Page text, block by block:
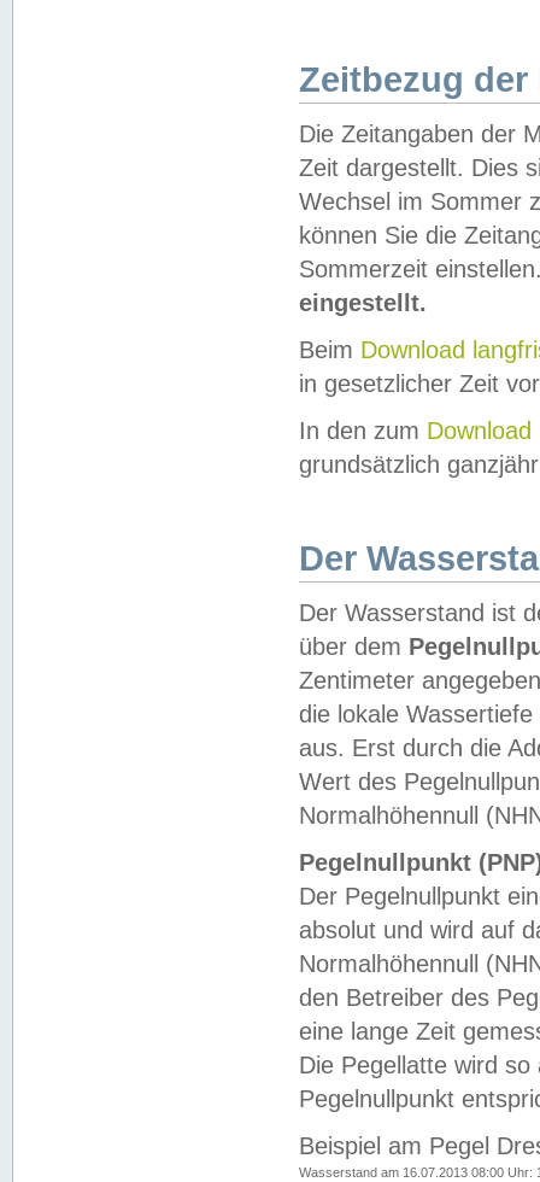
Zeitbezug der
Die Zeitangaben der
Zeit dargestellt. Dies
Wechsel im Sommer
können Sie die
Sommerzeit
eingestellt.
Beim Download
in gesetzlicher Zeit
In den zum Download
grundsätzlich
Der
Der Wasserstand ist
über dem
Zentimeter
die lokale
aus. Erst durch die
Wert des
Normalhöhennull
Pegelnullpunkt
Der Pegelnullpunkt
absolut und wird auf
Normalhöhennull
den Betreiber des
eine lange Zeit
Die Pegellatte wird
Pegelnullpunkt
Beispiel am Pegel
Wasserstand am 16.07.2013 08:00 Uhr: